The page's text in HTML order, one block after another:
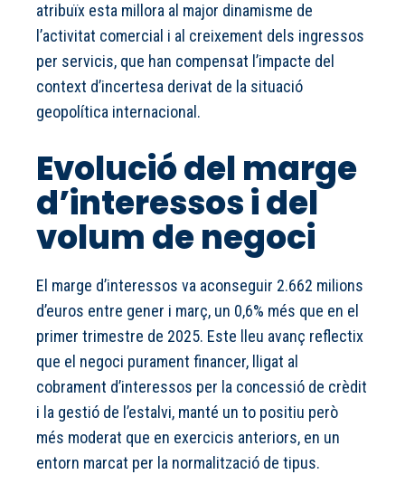
atribuïx esta millora al major dinamisme de
l’activitat comercial i al creixement dels ingressos
per servicis, que han compensat l’impacte del
context d’incertesa derivat de la situació
geopolítica internacional.
Evolució del marge
d’interessos i del
volum de negoci
El marge d’interessos va aconseguir 2.662 milions
d’euros entre gener i març, un 0,6% més que en el
primer trimestre de 2025. Este lleu avanç reflectix
que el negoci purament financer, lligat al
cobrament d’interessos per la concessió de crèdit
i la gestió de l’estalvi, manté un to positiu però
més moderat que en exercicis anteriors, en un
entorn marcat per la normalització de tipus.